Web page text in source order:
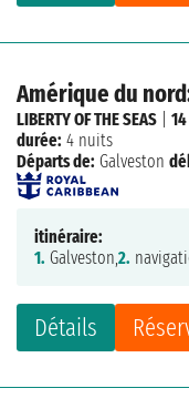
Amérique du
Détails
LIBERTY OF THE SEAS |
durée: 4 nuits
Départs de: Galveston
itinéraire:
1. Galveston,2.